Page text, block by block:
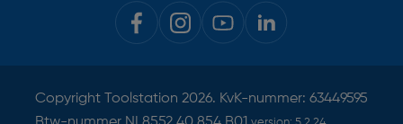
Copyright Toolstation 2026. KvK-nummer: 63449595